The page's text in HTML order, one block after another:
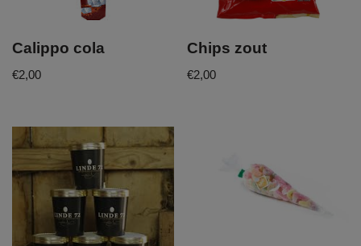
Calippo cola
€2,00
Chips zout
€2,00